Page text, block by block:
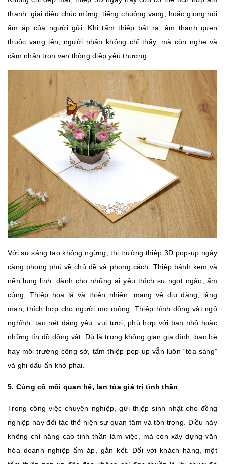
thanh: giai điệu chúc mừng, tiếng chuông vang, hoặc giọng nói
ấm áp của người gửi. Khi tấm thiệp bật ra, âm thanh quen
thuộc vang lên, người nhận không chỉ thấy, mà còn nghe và
cảm nhận trọn vẹn thông điệp yêu thương.
Với sự sáng tạo không ngừng, thị trường thiệp 3D pop‑up ngày
càng phong phú về chủ đề và phong cách: Thiệp bánh kem và
nến lung linh: dành cho những ai yêu thích sự ngọt ngào, ấm
cúng; Thiệp hoa lá và thiên nhiên: mang vẻ dịu dàng, lãng
mạn, thích hợp cho người mơ mộng; Thiệp hình động vật ngộ
nghĩnh: tạo nét đáng yêu, vui tươi, phù hợp với bạn nhỏ hoặc
những tín đồ động vật. Dù là trong không gian gia đình, bạn bè
hay môi trường công sở, tấm thiệp pop‑up vẫn luôn “tỏa sáng”
và ghi dấu ấn khó phai.
5. Củng cố mối quan hệ, lan tỏa giá trị tình thần
Trong công việc chuyên nghiệp, gửi thiệp sinh nhật cho đồng
nghiệp hay đối tác thể hiện sự quan tâm và tôn trọng. Điều này
không chỉ nâng cao tinh thần làm việc, mà còn xây dựng văn
hóa doanh nghiệp ấm áp, gắn kết. Đối với khách hàng, một